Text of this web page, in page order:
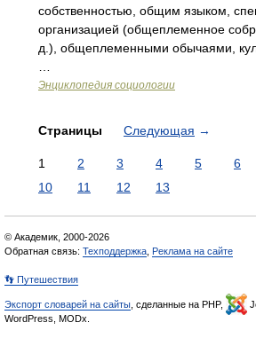
собственностью, общим языком,
организацией (общеплеменное
д.), общеплеменными обычаями,
Энциклопедия социологии
Страницы Следующая →
1 2 3 4 5 6
10
11 12 13
© Академик, 2000-2026
Обратная связь: Техподдержка Реклама на сайте
👣 Путешествия
Экспорт словарей на сайты , сделанные на PHP,
WordPress, MODx.